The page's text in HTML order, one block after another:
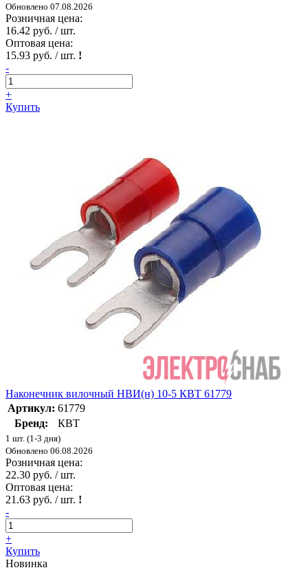
Обновлено 07.08.2026
Розничная цена:
16.42 руб. / шт.
Оптовая цена:
15.93 руб. / шт. !
-
+
Купить
Наконечник вилочный НВИ(н) 10-5 КВТ 61779
Артикул: 61779
Бренд:
КВТ
1 шт. (1-3 дня)
Обновлено 06.08.2026
Розничная цена:
22.30 руб. / шт.
Оптовая цена:
21.63 руб. / шт. !
-
+
Купить
Новинка